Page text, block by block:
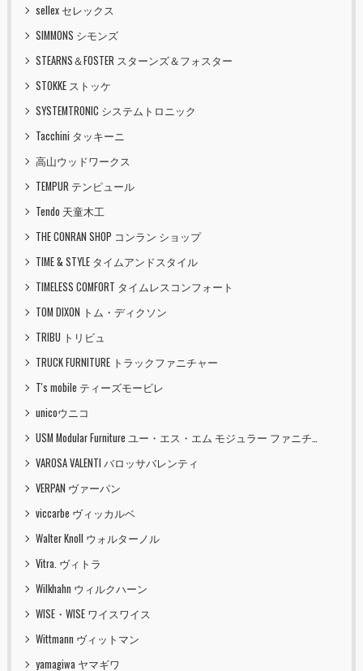
sellex セレックス
SIMMONS シモンズ
STEARNS＆FOSTER スターンズ＆フォスター
STOKKE ストッケ
SYSTEMTRONIC システムトロニック
Tacchini タッキーニ
高山ウッドワークス
TEMPUR テンピュール
Tendo 天童木工
THE CONRAN SHOP コンラン ショップ
TIME & STYLE タイムアンドスタイル
TIMELESS COMFORT タイムレスコンフォート
TOM DIXON トム・ディクソン
TRIBU トリビュ
TRUCK FURNITURE トラックファニチャー
T's mobile ティーズモービレ
unicoウニコ
USM Modular Furniture ユー・エス・エム モジュラー ファニチャー
VAROSA VALENTI バロッサバレンティ
VERPAN ヴァーパン
viccarbe ヴィッカルベ
Walter Knoll ウォルターノル
Vitra. ヴィトラ
Wilkhahn ウィルクハーン
WISE・WISE ワイスワイス
Wittmann ヴィットマン
yamagiwa ヤマギワ